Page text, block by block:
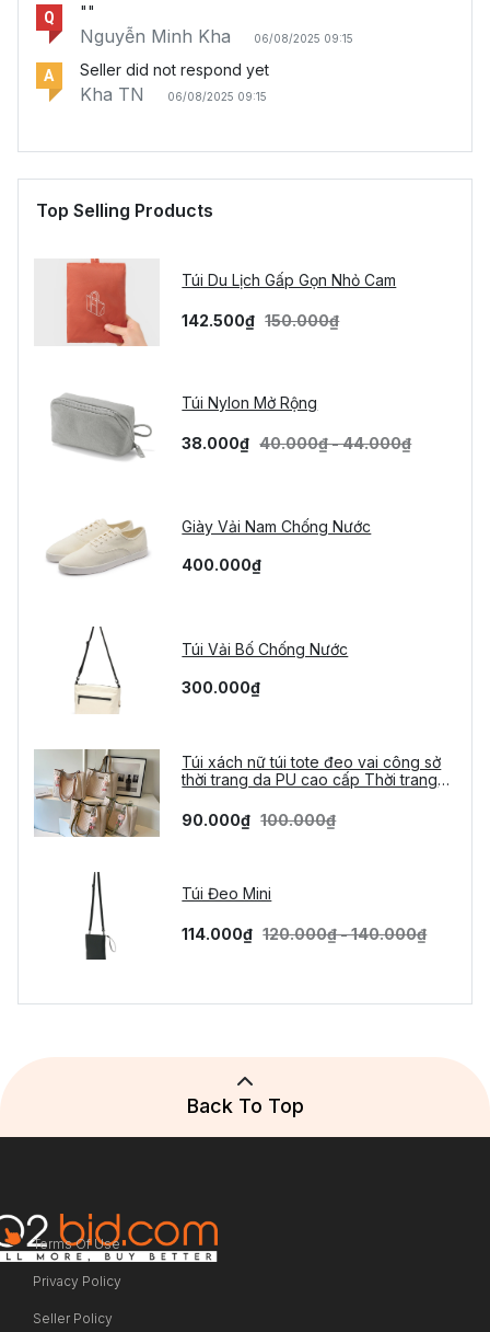
Q ""
Nguyễn Minh Kha 06/08/2025 09:15
A Seller did not respond yet
Kha TN 06/08/2025 09:15
Top Selling Products
Túi Du Lịch Gấp Gọn Nhỏ Cam
142.500₫ 150.000₫
Túi Nylon Mở Rộng
38.000₫ 40.000₫ - 44.000₫
Giày Vải Nam Chống Nước
400.000₫
Túi Vải Bố Chống Nước
300.000₫
Túi xách nữ túi tote đeo vai công sở
thời trang da PU cao cấp Thời trang
90.000₫ 100.000₫
Túi Đeo Mini
114.000₫ 120.000₫ - 140.000₫
Back To Top
Terms Of Use
Privacy Policy
Seller Policy